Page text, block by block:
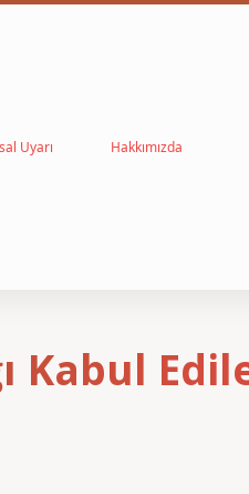
Uyarı Hakkımızda
Kabul